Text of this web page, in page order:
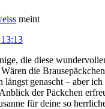
meint
die diese
die
längst genascht – aber
der Päckchen
für deine so